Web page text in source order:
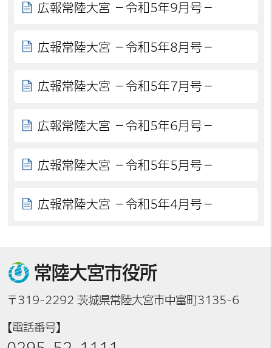
広報常陸大宮 －令和5年9月号－
広報常陸大宮 －令和5年8月号－
広報常陸大宮 －令和5年7月号－
広報常陸大宮 －令和5年6月号－
広報常陸大宮 －令和5年5月号－
広報常陸大宮 －令和5年4月号－
常陸大宮市役所
〒319-2292 茨城県常陸大宮市中富町3135-6
【電話番号】